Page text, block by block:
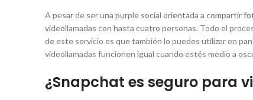
A pesar de ser una purple social orientada a compartir
videollamadas con hasta cuatro personas. Todo el
de este servicio es que también lo puedes utilizar en
videollamadas funcionen igual cuando estés medio a
¿Snapchat es seguro para